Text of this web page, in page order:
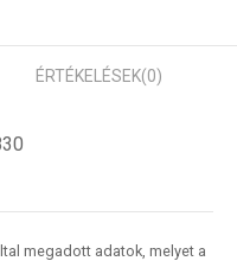
ÉRTÉKELÉSEK(0)
megadott adatok, melyet a